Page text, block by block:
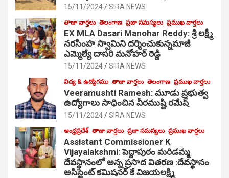
15/11/2024 SIRA NEWS
తాజా వార్తలు తెలంగాణ ప్రజా సమస్యలు ప్రముఖ వార్తలు
EX MLA Dasari Manohar Reddy: శ్రీ లక్ష్మీ
నరసింహ స్వామిని దర్శించుకున్నమాజీ
ఎమ్మెల్యే దాసరి మనోహర్ రెడ్డి
15/11/2024 SIRA NEWS
విద్య & ఉద్యోగము తాజా వార్తలు తెలంగాణ ప్రముఖ వార్తలు
Veeramushti Ramesh: మూడు ప్రభుత్వ
ఉద్యోగాలు సాధించిన వీరముష్టి రమేష్
15/11/2024 SIRA NEWS
ఆంధ్రప్రదేశ్ తాజా వార్తలు ప్రజా సమస్యలు ప్రముఖ వార్తలు
Assistant Commissioner K
Vijayalakshmi: పెద్దాపురం మరిడమ్మ
దేవస్థానంలో అన్న ప్రసాద వితరణ :దేవస్థానం
అసిస్టెంట్ కమిషనర్ కే విజయలక్ష్మి